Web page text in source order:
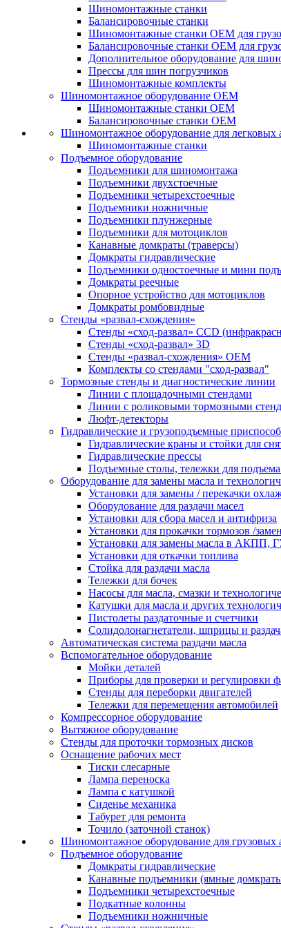
Шиномонтажные станки
Балансировочные станки
Шиномонтажные станки ОЕМ для
Балансировочные станки ОЕМ для
Дополнительное оборудование для
Прессы для шин погрузчиков
Шиномонтажные комплекты
Шиномонтажное оборудование ОЕМ
Шиномонтажные станки ОЕМ
Балансировочные станки ОЕМ
Шиномонтажное оборудование для легковых
Шиномонтажные станки
Подъемное оборудование
Подъемники для шиномонтажа
Подъемники двухстоечные
Подъемники четырехстоечные
Подъемники ножничные
Подъемники плунжерные
Подъемники для мотоциклов
Канавные домкраты (траверсы)
Домкраты гидравлические
Подъемники одностоечные и мини
Домкраты реечные
Опорное устройство для мотоциклов
Домкраты ромбовидные
Стенды «развал-схождения»
Стенды «сход-развал» CCD
Стенды «сход-развал» 3D
Стенды «развал-схождения» ОЕМ
Комплекты со стендами "сход-развал"
Тормозные стенды и диагностические линии
Линии с площадочными стендами
Линии с роликовыми тормозными
Люфт-детекторы
Гидравлические и грузоподъемные
Гидравлические краны и стойки для
Гидравлические прессы
Подъемные столы, тележки для подъема
Оборудование для замены масла и
Установки для замены / перекачки
Оборудование для раздачи масел
Установки для сбора масел и антифриза
Установки для прокачки тормозов /
Установки для замены масла в АКПП,
Установки для откачки топлива
Стойка для раздачи масла
Тележки для бочек
Насосы для масла, смазки и
Катушки для масла и других
Пистолеты раздаточные и счетчики
Солидолонагнетатели, шприцы и
Автоматическая система раздачи масла
Вспомогательное оборудование
Мойки деталей
Приборы для проверки и регулировки
Стенды для переборки двигателей
Тележки для перемещения автомобилей
Компрессорное оборудование
Вытяжное оборудование
Стенды для проточки тормозных дисков
Оснащение рабочих мест
Тиски слесарные
Лампа переноска
Лампа с катушкой
Сиденье механика
Табурет для ремонта
Точило (заточной станок)
Шиномонтажное оборудование для грузовых
Подъемное оборудование
Домкраты гидравлические
Канавные подъемники (ямные
Подъемники четырехстоечные
Подкатные колонны
Подъемники ножничные